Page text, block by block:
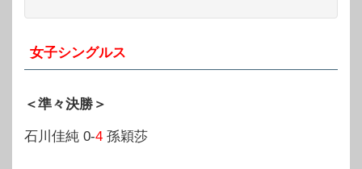
女子シングルス
＜準々決勝＞
石川佳純 0-4 孫穎莎